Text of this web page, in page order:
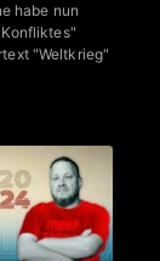
habe nun
"Weltkrieg"